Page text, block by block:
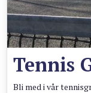
Tennis
Bli med i vår